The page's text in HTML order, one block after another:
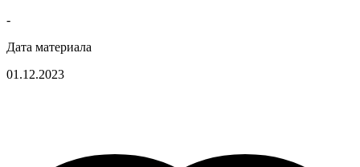
-
Дата материала
01.12.2023